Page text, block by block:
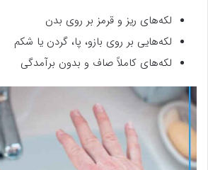
لکه‌های ریز و قرمز بر روی بدن
لکه‌هایی بر روی بازو، پا، گردن یا شکم
لکه‌های کاملاً صاف و بدون برآمدگی